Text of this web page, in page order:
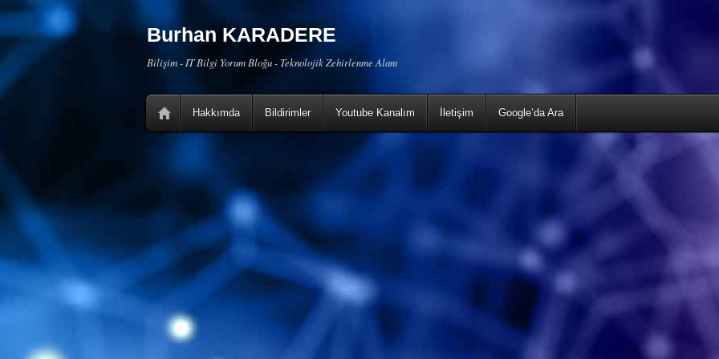
Burhan KARADERE
Bilişim - IT Bilgi Yorum Bloğu - Teknolojik Zehirlenme Alanı
Hakkımda Bildirimler Youtube Kanalım İletişim Google’da Ara